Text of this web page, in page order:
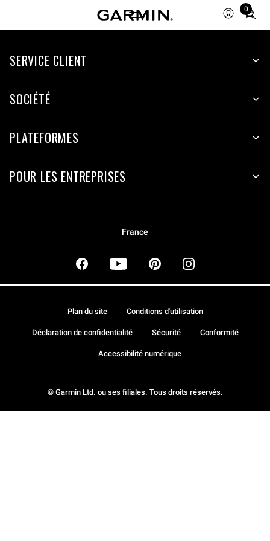
0
Total
items
cart:
SERVICE CLIENT
SOCIÉTÉ
PLATEFORMES
POUR LES ENTREPRISES
France
© Garmin Ltd. ou ses filiales. Tous droits réservés.
Plan du site Conditions d'utilisation
Déclaration de confidentialité Sécurité Conformité
Accessibilité numérique